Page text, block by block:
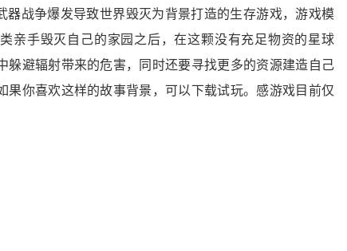
器战争爆发导致世界毁灭为背景打造的生存游戏，游戏模
亲手毁灭自己的家园之后，在这颗没有充足物资的星球
躲避辐射带来的危害，同时还要寻找更多的资源建造自己
果你喜欢这样的故事背景，可以下载试玩。感游戏目前仅